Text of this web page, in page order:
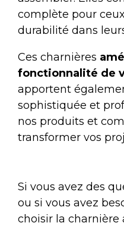
complète pour
durabilité dans
Ces charnières
fonctionnalité de
apportent
sophistiquée et
nos produits et
transformer vos
Si vous avez des
ou si vous avez
choisir la charnière